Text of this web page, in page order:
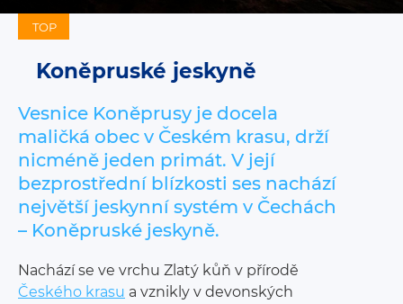
TOP
Koněpruské jeskyně
Vesnice Koněprusy je docela
maličká obec v Českém krasu, drží
nicméně jeden primát. V její
bezprostřední blízkosti ses nachází
největší jeskynní systém v Čechách
– Koněpruské jeskyně.
Nachází se ve vrchu Zlatý kůň v přírodě
Českého krasu a vznikly v devonských